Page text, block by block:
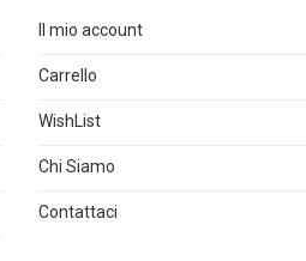
Il mio account
Carrello
WishList
Chi Siamo
Contattaci